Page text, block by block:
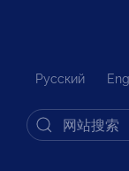
Русский